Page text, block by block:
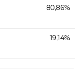
80,86%
19,14%